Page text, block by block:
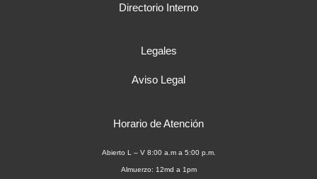
Directorio Interno
Legales
Aviso Legal
Horario de Atención
Abierto L – V 8:00 a.m a 5:00 p.m.
Almuerzo: 12md a 1pm